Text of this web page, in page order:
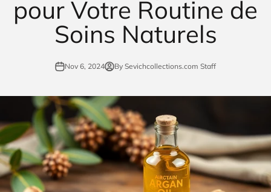
pour Votre Routine de
Soins Naturels
Nov 6, 2024 By Sevichcollections.com Staff